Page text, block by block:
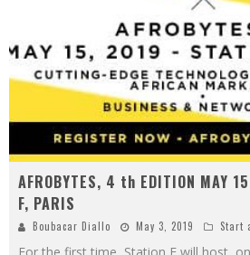
AFROBYTES, 4 th EDITION MAY
F, PARIS
Boubacar Diallo May 3, 2019 Start